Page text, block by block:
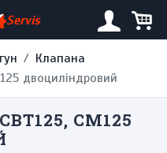
Servis
Клапана
двоциліндровий
CM125